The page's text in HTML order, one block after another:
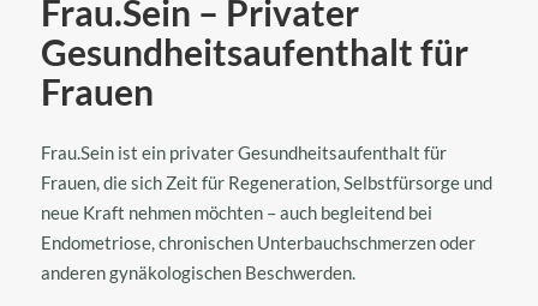
Frau.Sein – Privater
Gesundheitsaufenthalt für
Frauen
Frau.Sein ist ein privater Gesundheitsaufenthalt für
Frauen, die sich Zeit für Regeneration, Selbstfürsorge und
neue Kraft nehmen möchten – auch begleitend bei
Endometriose, chronischen Unterbauchschmerzen oder
anderen gynäkologischen Beschwerden.